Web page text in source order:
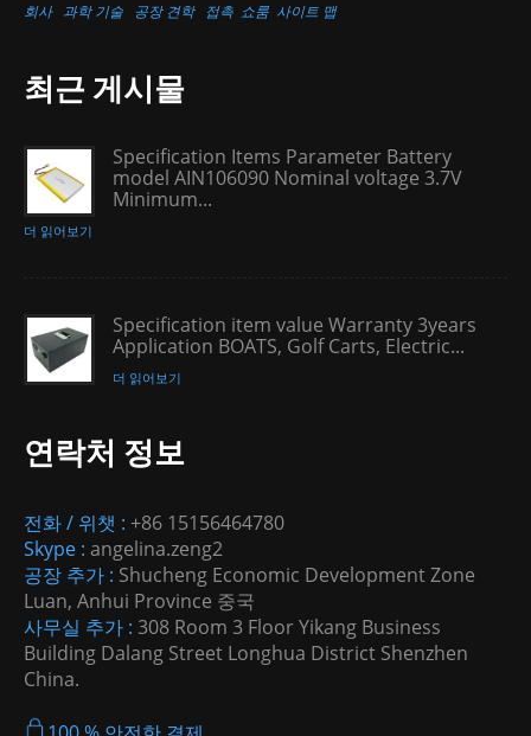
회사 과학 기술 공장 견학 접촉 쇼룸 사이트 맵
최근 게시물
Specification Items Parameter Battery
model AIN106090 Nominal voltage 3.7V
Minimum...
더 읽어보기
Specification item value Warranty 3years
Application BOATS, Golf Carts, Electric...
더 읽어보기
연락처 정보
전화 / 위챗 : +86 15156464780
Skype : angelina.zeng2
공장 추가 : Shucheng Economic Development Zone
Luan, Anhui Province 중국
사무실 추가 : 308 Room 3 Floor Yikang Business
Building Dalang Street Longhua District Shenzhen
China.